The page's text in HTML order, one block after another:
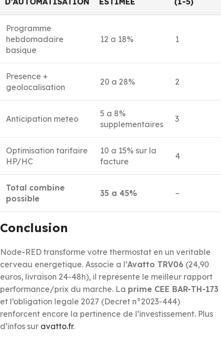
Programme
hebdomadaire
basique
12 a 18% 1
Presence +
geolocalisation
20 a 28% 2
Anticipation meteo
5 a 8%
supplementaires
3
Optimisation tarifaire
HP/HC
10 a 15% sur la
facture
4
Total combine
possible
35 a 45% –
Conclusion
Node-RED transforme votre thermostat en un veritable
cerveau energetique. Associe a l’Avatto TRV06 (24,90
euros, livraison 24-48h), il represente le meilleur rapport
performance/prix du marche. La prime CEE BAR-TH-173
et l’obligation legale 2027 (Decret n°2023-444)
renforcent encore la pertinence de l’investissement. Plus
d’infos sur avatto.fr.